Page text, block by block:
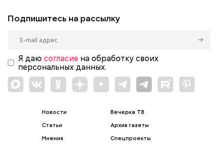
Подпишитесь на рассылку
Я даю согласие на обработку своих
персональных данных.
Новости
Статьи
Мнения
Вечерка ТВ
Архив газеты
Спецпроекты